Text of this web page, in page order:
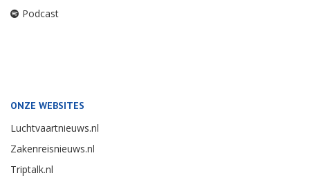
Podcast
ONZE WEBSITES
Luchtvaartnieuws.nl
Zakenreisnieuws.nl
Triptalk.nl